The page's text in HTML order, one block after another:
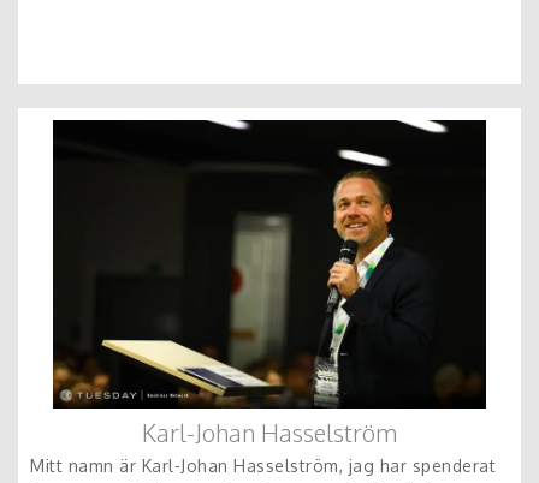
Karl-Johan Hasselström
Mitt namn är Karl-Johan Hasselström, jag har spenderat